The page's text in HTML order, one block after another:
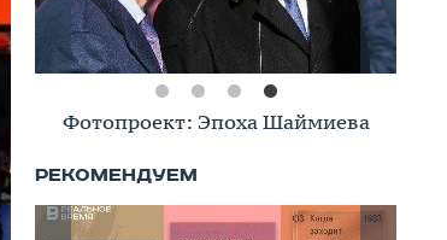
Фотопроект: Эпоха Шаймиева